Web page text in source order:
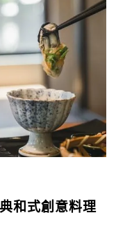
和式創意料理